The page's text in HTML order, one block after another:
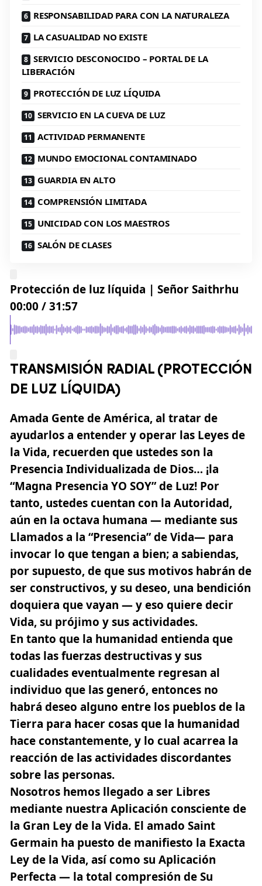
RESPONSABILIDAD PARA CON LA NATURALEZA
LA CASUALIDAD NO EXISTE
SERVICIO DESCONOCIDO – PORTAL DE LA
LIBERACIÓN
PROTECCIÓN DE LUZ LÍQUIDA
SERVICIO EN LA CUEVA DE LUZ
ACTIVIDAD PERMANENTE
MUNDO EMOCIONAL CONTAMINADO
GUARDIA EN ALTO
COMPRENSIÓN LIMITADA
UNICIDAD CON LOS MAESTROS
SALÓN DE CLASES
Protección de luz líquida | Señor Saithrhu
00:00 /31:57
TRANSMISIÓN RADIAL (PROTECCIÓN
DE LUZ LÍQUIDA)
Amada Gente de América, al tratar de
ayudarlos a entender y operar las Leyes de
la Vida, recuerden que ustedes son la
Presencia Individualizada de Dios… ¡la
“Magna Presencia YO SOY”de Luz! Por
tanto, ustedes cuentan con la Autoridad,
aún en la octava humana — mediante sus
Llamados a la “Presencia” de Vida— para
invocar lo que tengan a bien; a sabiendas,
por supuesto, de que sus motivos habrán de
ser constructivos, y su deseo, una bendición
doquiera que vayan — y eso quiere decir
Vida, su prójimo y sus actividades.
En tanto que la humanidad entienda que
todas las fuerzas destructivas y sus
cualidades eventualmente regresan al
individuo que las generó, entonces no
habrá deseo alguno entre los pueblos de la
Tierra para hacer cosas que la humanidad
hace constantemente, y lo cual acarrea la
reacción de las actividades discordantes
sobre las personas.
Nosotros hemos llegado a ser Libres
mediante nuestra Aplicación consciente de
la Gran Ley de la Vida. El amado Saint
Germain ha puesto de manifiesto la Exacta
Ley de la Vida, así como su Aplicación
Perfecta — la total compresión de Su